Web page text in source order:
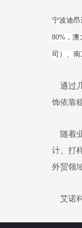
宁波迪昂
80%，澳
司）、南
通过
饰依靠
随着
计、打
外贸领
艾诺